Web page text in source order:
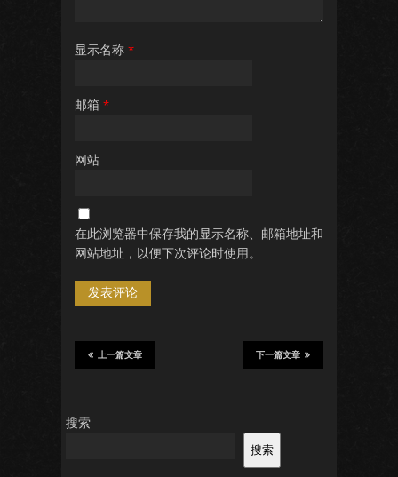
显示名称 *
邮箱 *
网站
在此浏览器中保存我的显示名称、邮箱地址和
网站地址，以便下次评论时使用。
下一篇文章
上一篇文章
搜索
搜索